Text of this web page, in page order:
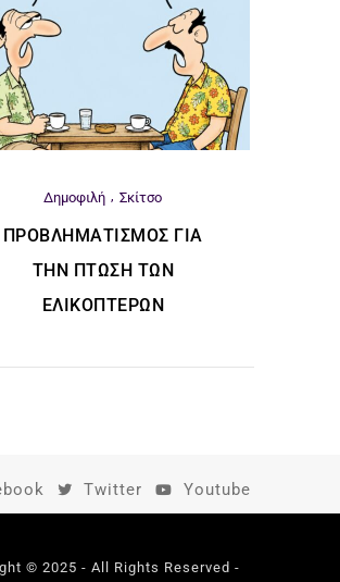
Δημοφιλή Σκίτσο
ΠΡΟΒΛΗΜΑΤΙΣΜΌΣ ΓΙΑ
ΤΗΝ ΠΤΏΣΗ ΤΩΝ
ΕΛΙΚΟΠΤΈΡΩΝ
Twitter Youtube
© 2025 - All Rights Reserved -